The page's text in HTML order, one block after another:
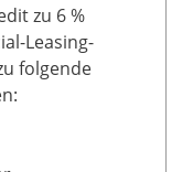
zu 6 %
Leasing-
folgende